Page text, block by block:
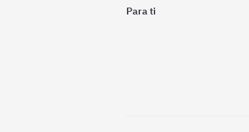
Para ti